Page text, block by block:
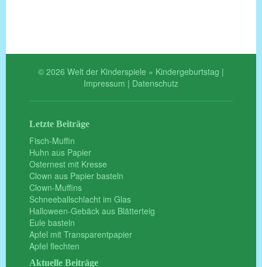
© 2026 Welt der Kinderspiele » Kindergeburtstag |
Impressum | Datenschutz
Letzte Beiträge
Fisch-Muffin
Huhn aus Papier
Osternest mit Kresse
Clown aus Papier basteln
Clown-Muffins
Schneeballschlacht im Glas
Halloween-Gebäck aus Blätterteig
Eule basteln
Apfel mit Transparentpapier
Apfel flechten
Aktuelle Beiträge